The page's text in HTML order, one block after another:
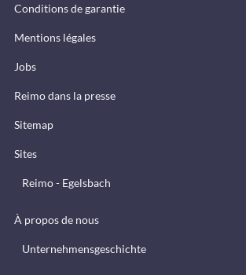
Conditions de garantie
Mentions légales
Jobs
Reimo dans la presse
Sitemap
Sites
Reimo - Egelsbach
À propos de nous
Unternehmensgeschichte